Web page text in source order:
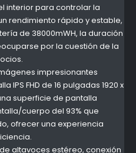
interior para controlar la
rendimiento rápido y estable,
de 38000mWH, la duración
por la cuestión de la
impresionantes
IPS FHD de 16 pulgadas 1920 x
superficie de pantalla
cuerpo del 93% que
ofrecer una experiencia
altavoces estéreo, conexión